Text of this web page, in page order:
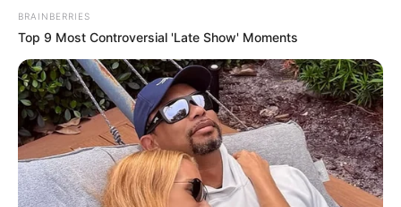
Δημοσίευση
29/05/2026, 16:42 · 4:42 ΜΜ
29/05/2026, 16:43 · 4:43 ΜΜ
Κοινοποίησε άρθρο
BRAINBERRIES
Top 9 Most Controversial 'Late Show' Moments